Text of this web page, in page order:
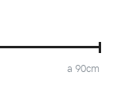
a 90cm